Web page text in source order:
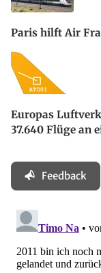
Paris hilft Air
Europas
37.640 Flüge an
Feedback